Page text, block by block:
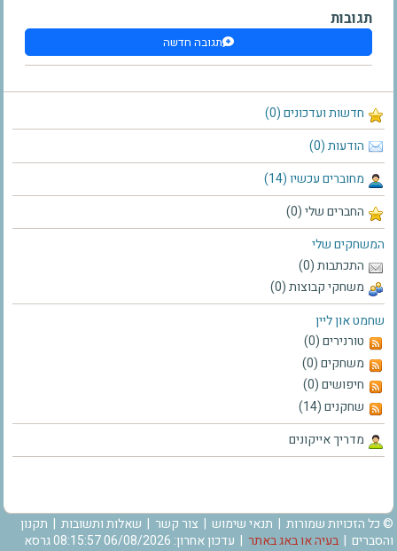
חדשות ועדכונים (0)
הודעות (0)
מחוברים עכשיו (14)
החברים שלי (0)
המשחקים שלי
התכתבות (0)
משחקי קבוצות (0)
שחמט און ליין
טורנירים (0)
משחקים (0)
חיפושים (0)
שחקנים (14)
מדריך אייקונים
תגובות
תגובה חדשה
© כל הזכויות שמורות | תנאי שימוש | צור קשר | שאלות ותשובות | תקנון
והסברים | בעיה או באג באתר
| עדכון אחרון: 06/08/2026 08:15:57 גרסא